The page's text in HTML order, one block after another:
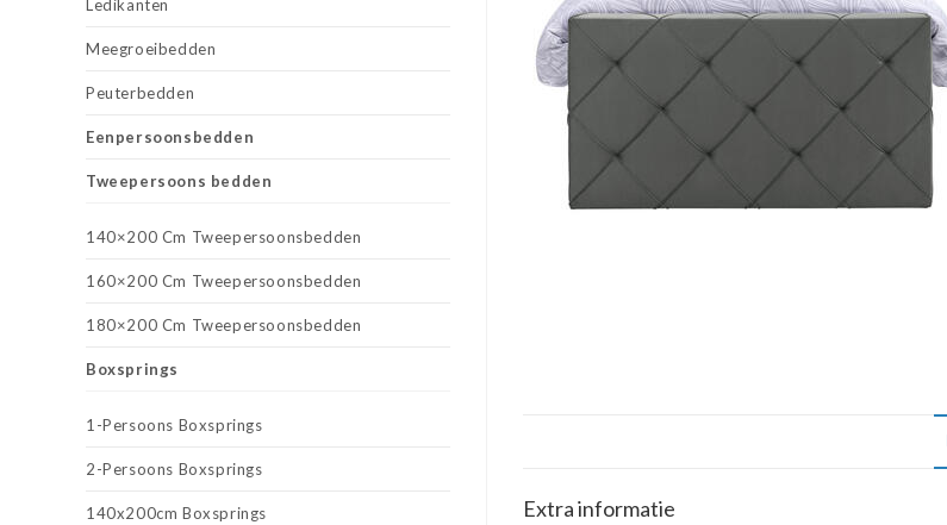
Extra informatie
Ledikanten
Meegroeibedden
Peuterbedden
Eenpersoonsbedden
Tweepersoons bedden
140×200 Cm Tweepersoonsbedden
160×200 Cm Tweepersoonsbedden
180×200 Cm Tweepersoonsbedden
Boxsprings
1-Persoons Boxsprings
2-Persoons Boxsprings
140x200cm Boxsprings